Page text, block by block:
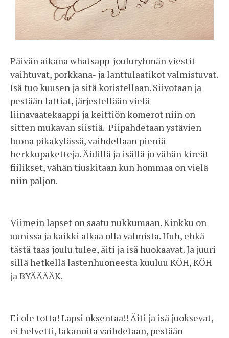
Päivän aikana whatsapp-jouluryhmän viestit
vaihtuvat, porkkana- ja lanttulaatikot valmistuvat.
Isä tuo kuusen ja sitä koristellaan. Siivotaan ja
pestään lattiat, järjestellään vielä
liinavaatekaappi ja keittiön komerot niin on
sitten mukavan siistiä. Piipahdetaan ystävien
luona pikakylässä, vaihdellaan pieniä
herkkupaketteja. Äidillä ja isällä jo vähän kireät
fiilikset, vähän tiuskitaan kun hommaa on vielä
niin paljon.
Viimein lapset on saatu nukkumaan. Kinkku on
uunissa ja kaikki alkaa olla valmista. Huh, ehkä
tästä taas joulu tulee, äiti ja isä huokaavat. Ja juuri
sillä hetkellä lastenhuoneesta kuuluu KÖH, KÖH
ja BYÄÄÄÄK.
Ei ole totta! Lapsi oksentaa!! Äiti ja isä juoksevat,
ei helvetti, lakanoita vaihdetaan, pestään